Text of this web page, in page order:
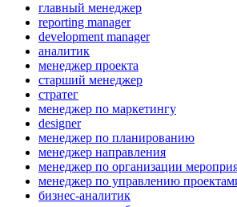
главный менеджер
reporting manager
development manager
аналитик
менеджер проекта
старший менеджер
стратег
менеджер по маркетингу
designer
менеджер по планированию
менеджер направления
менеджер по организации
менеджер по управлению
бизнес-аналитик